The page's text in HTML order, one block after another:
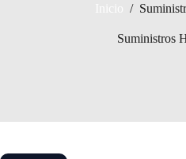
/
Suministros